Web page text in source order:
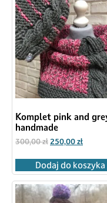
Komplet pink and
handmade
300,00zł 250,00zł
Dodaj do koszyka